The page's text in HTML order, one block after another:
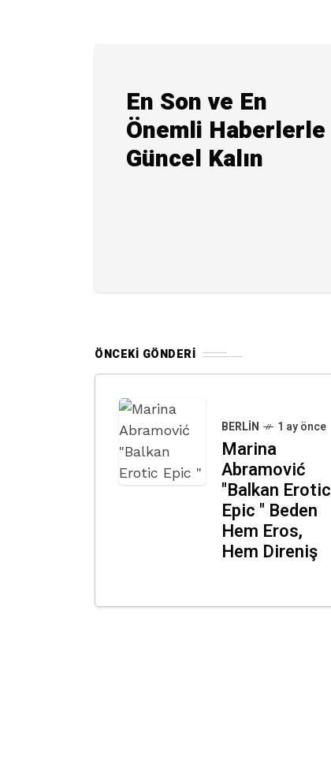
En Son ve En
Önemli Haberlerle
Güncel Kalın
ÖNCEKI GÖNDERI
BERLIN 1 ay önce
Marina
Abramović
"Balkan Erotic
Epic " Beden
Hem Eros,
Hem Direniş